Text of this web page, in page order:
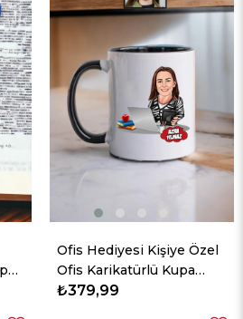
Ofis Hediyesi Kişiye Özel
Ofis Karikatürlü Kupa
Bardak
₺379,99